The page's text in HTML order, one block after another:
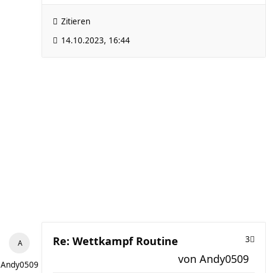
Zitieren
14.10.2023, 16:44
Andy0509
Re: Wettkampf Routine 3
von Andy0509